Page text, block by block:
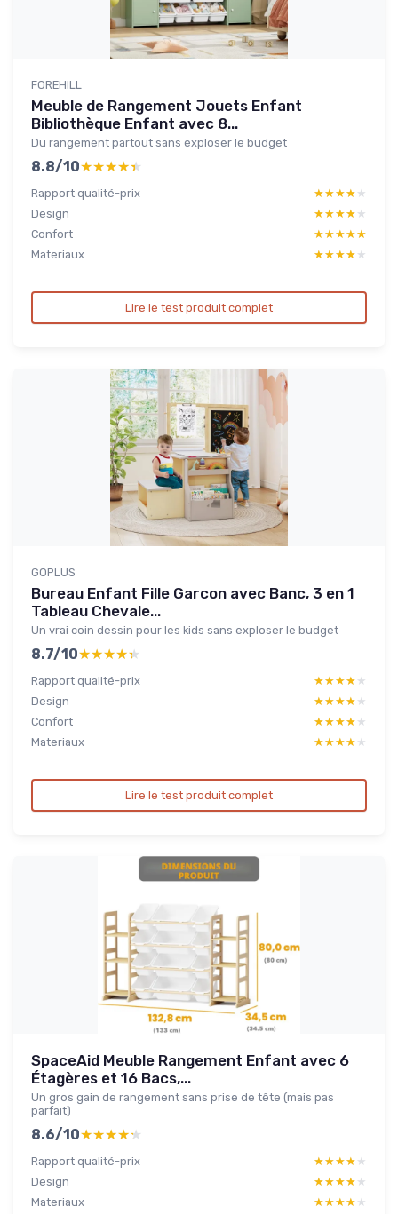
FOREHILL
Meuble de Rangement Jouets Enfant
Bibliothèque Enfant avec 8...
Du rangement partout sans exploser le budget
8.8/10★★★★★
★★★★★
Rapport qualité-prix ★★★★★
★★★★★
Design
★★★★★
★★★★★
Confort
★★★★★
★★★★★
Materiaux
★★★★★
★★★★★
Lire le test produit complet
GOPLUS
Bureau Enfant Fille Garcon avec Banc, 3 en 1
Tableau Chevale...
Un vrai coin dessin pour les kids sans exploser le budget
8.7/10★★★★★
★★★★★
Rapport qualité-prix ★★★★★
★★★★★
Design
★★★★★
★★★★★
Confort
★★★★★
★★★★★
Materiaux
★★★★★
★★★★★
Lire le test produit complet
SpaceAid Meuble Rangement Enfant avec 6
Étagères et 16 Bacs,...
Un gros gain de rangement sans prise de tête (mais pas
parfait)
8.6/10★★★★★
★★★★★
Rapport qualité-prix ★★★★★
★★★★★
Design
★★★★★
★★★★★
Materiaux
★★★★★
★★★★★